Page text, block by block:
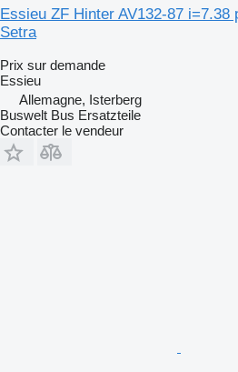
Essieu ZF Hinter AV132-87 i=7.38
Setra
Prix sur demande
Essieu
Allemagne, Isterberg
Buswelt Bus Ersatzteile
Contacter le vendeur